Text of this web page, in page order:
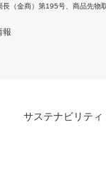
（金商）第195号、商品先物
報
サステナビリティ